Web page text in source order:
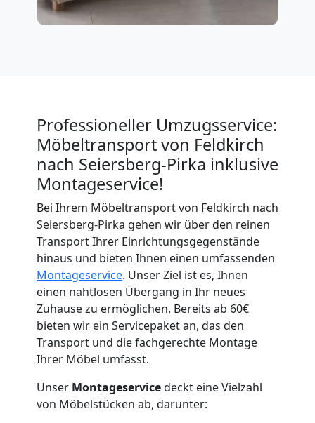
Professioneller Umzugsservice:
Möbeltransport von Feldkirch
nach Seiersberg-Pirka inklusive
Montageservice!
Bei Ihrem Möbeltransport von Feldkirch nach
Seiersberg-Pirka gehen wir über den reinen
Transport Ihrer Einrichtungsgegenstände
hinaus und bieten Ihnen einen umfassenden
Montageservice. Unser Ziel ist es, Ihnen
einen nahtlosen Übergang in Ihr neues
Zuhause zu ermöglichen. Bereits ab 60€
bieten wir ein Servicepaket an, das den
Transport und die fachgerechte Montage
Ihrer Möbel umfasst.
Unser Montageservicedeckt eine Vielzahl
von Möbelstücken ab, darunter: